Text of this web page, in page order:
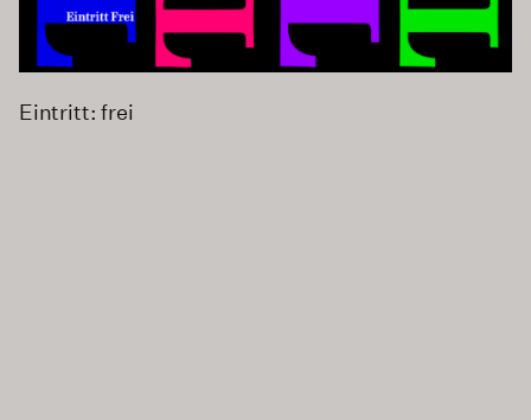
Eintritt: frei